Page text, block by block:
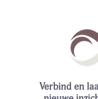
Verbind en